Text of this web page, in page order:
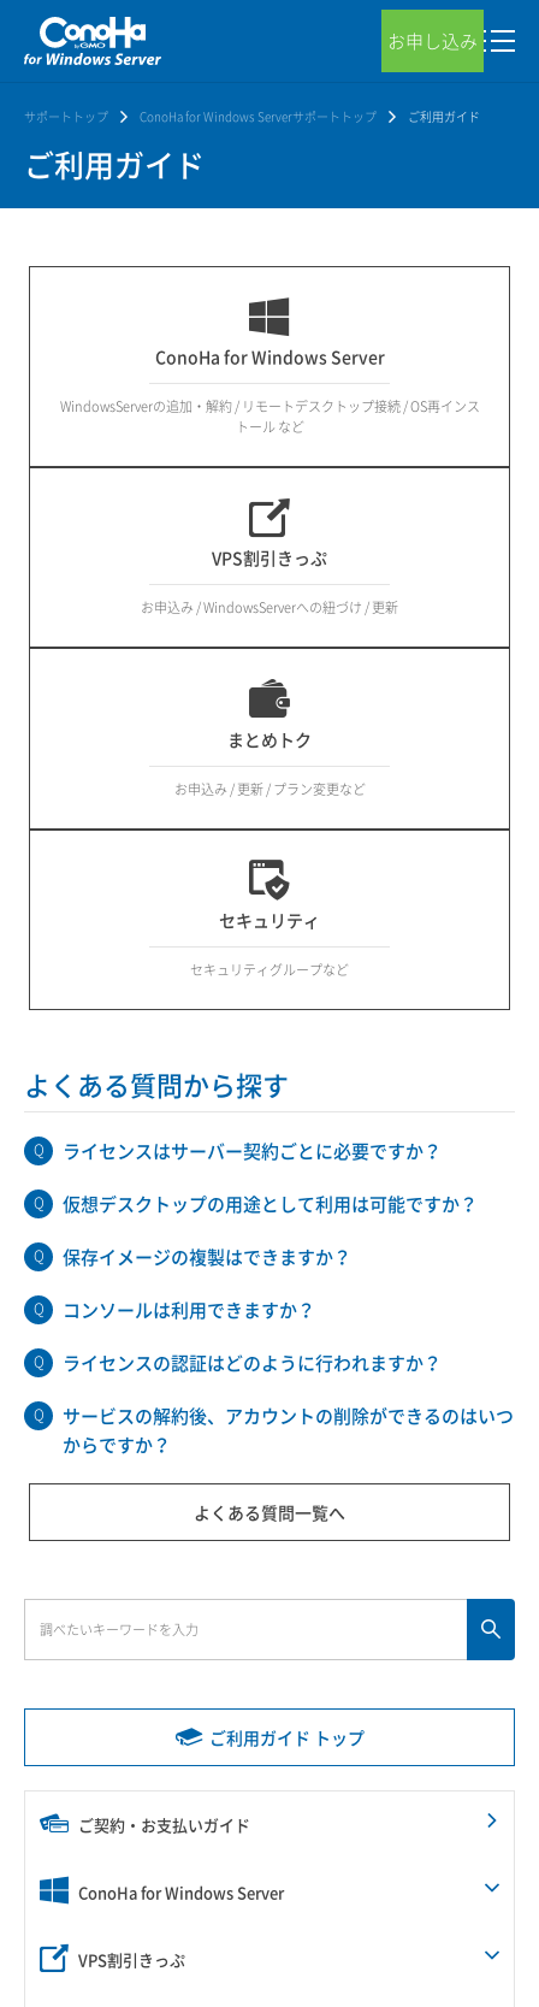
お申し込み
サポートトップ ConoHa for Windows Serverサポートトップ ご利用ガイド
ご利用ガイド
ご利用ガイド トップ
ご契約・お支払いガイド
ConoHa for Windows Server
VPS割引きっぷ
ConoHa for Windows Server
WindowsServerの追加・解約 / リモートデスクトップ接続 / OS再インス
トール など
VPS割引きっぷ
お申込み / WindowsServerへの紐づけ / 更新
まとめトク
お申込み / 更新 / プラン変更など
セキュリティ
セキュリティグループなど
よくある質問から探す
ライセンスはサーバー契約ごとに必要ですか？
仮想デスクトップの用途として利用は可能ですか？
保存イメージの複製はできますか？
コンソールは利用できますか？
ライセンスの認証はどのように行われますか？
サービスの解約後、アカウントの削除ができるのはいつ
からですか？
よくある質問一覧へ